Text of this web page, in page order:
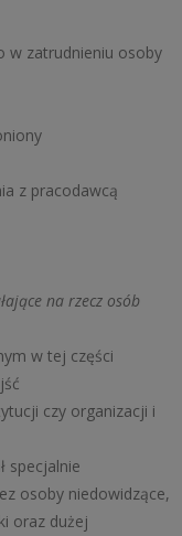
w zatrudnieniu osoby
z pracodawcą
na rzecz osób
w tej części
czy organizacji i
specjalnie
osoby niedowidzące,
oraz dużej